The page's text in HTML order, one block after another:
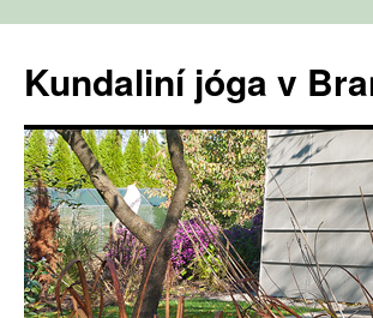
obsahu
webu
Kundaliní jóga v